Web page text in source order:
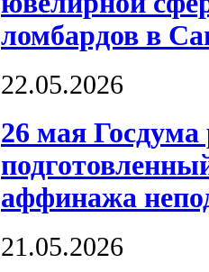
ломбардов в
22.05.2026
26 мая
аффинажа
21.05.2026